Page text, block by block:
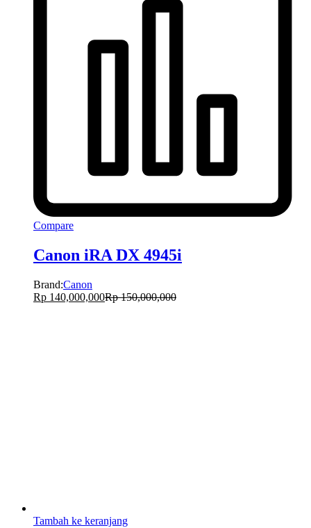
Compare
Canon iRA DX 4945i
Brand:Canon
Rp 140,000,000Rp150,000,000
Tambah ke keranjang